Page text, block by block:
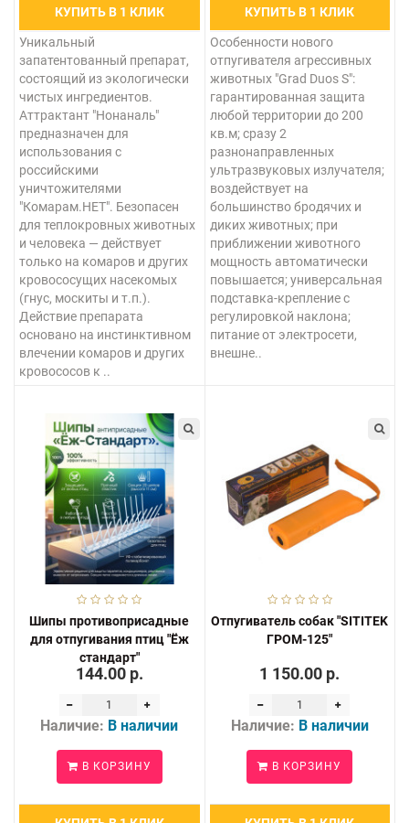
КУПИТЬ В 1 КЛИК
Уникальный
запатентованный препарат,
состоящий из экологически
чистых ингредиентов.
Аттрактант "Нонаналь"
предназначен для
использования с
российскими
уничтожителями
"Комарам.НЕТ". Безопасен
для теплокровных животных
и человека — действует
только на комаров и других
кровососущих насекомых
(гнус, москиты и т.п.).
Действие препарата
основано на инстинктивном
влечении комаров и других
кровососов к ..
КУПИТЬ В 1 КЛИК
Особенности нового
отпугивателя агрессивных
животных "Grad Duos S":
гарантированная защита
любой территории до 200
кв.м; сразу 2
разнонаправленных
ультразвуковых излучателя;
воздействует на
большинство бродячих и
диких животных; при
приближении животного
мощность автоматически
повышается; универсальная
подставка-крепление с
регулировкой наклона;
питание от электросети,
внешне..
Шипы противоприсадные
для отпугивания птиц "Ёж
стандарт"
144.00 р.
Наличие: В наличии
В КОРЗИНУ
Отпугиватель собак "SITITEK
ГРОМ-125"
1 150.00 р.
Наличие: В наличии
В КОРЗИНУ